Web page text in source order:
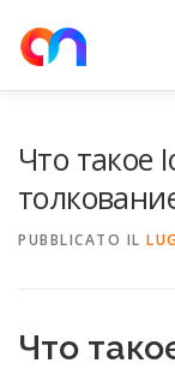
contenuto
Что такое
PUBBLICATO IL
Что